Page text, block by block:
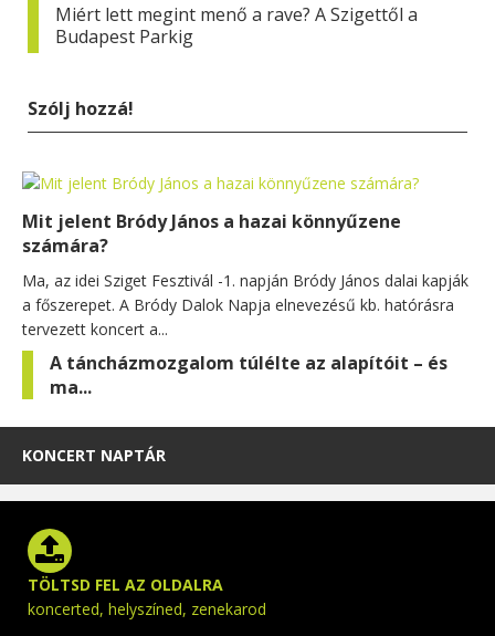
Miért lett megint menő a rave? A Szigettől a
Budapest Parkig
Szólj hozzá!
Mit jelent Bródy János a hazai könnyűzene
számára?
Ma, az idei Sziget Fesztivál -1. napján Bródy János dalai kapják
a főszerepet. A Bródy Dalok Napja elnevezésű kb. hatórásra
tervezett koncert a...
A táncházmozgalom túlélte az alapítóit – és
ma...
KONCERT NAPTÁR
TÖLTSD FEL AZ OLDALRA
koncerted, helyszíned, zenekarod